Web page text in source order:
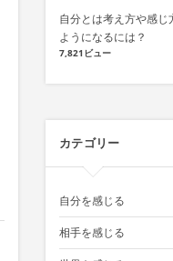
自分とは考え方や感
ようになるには？
7,821ビュー
カテゴリー
自分を感じる
相手を感じる